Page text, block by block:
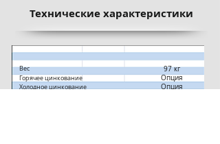
Технические характеристики​
97 кг
Опция
Опция
Вес
Горячее цинкование
Холодное цинкование